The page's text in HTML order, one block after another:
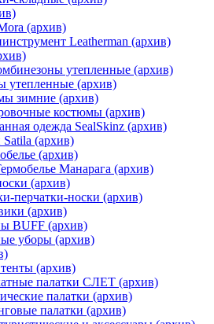
(архив)
Leatherman (архив)
утепленные (архив)
утепленные (архив)
зимние (архив)
костюмы (архив)
одежда SealSkinz (архив)
(архив)
(архив)
Манарага (архив)
(архив)
перчатки-носки (архив)
(архив)
BUFF (архив)
уборы (архив)
(архив)
палатки СЛЕТ (архив)
палатки (архив)
палатки (архив)